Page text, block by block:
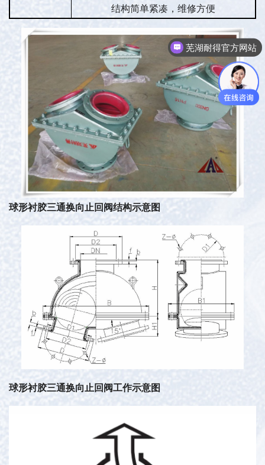
结构简单紧凑，维修方便
球形衬胶三通换向止回阀结构示意图
球形衬胶三通换向止回阀工作示意图
芜湖耐得官方网站
芜湖耐得欢迎您